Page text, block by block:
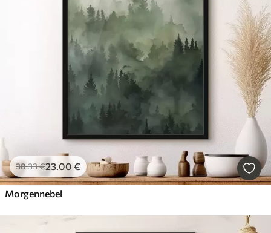
38.33€23.00 €
Morgennebel